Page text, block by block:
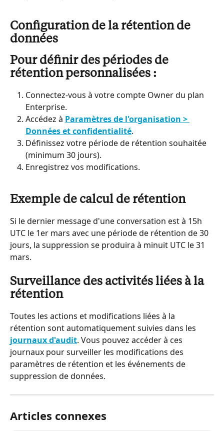
Configuration de la rétention de
données
Pour définir des périodes de
rétention personnalisées :
Connectez-vous à votre compte Owner du plan
Enterprise.
Accédez à Paramètres de l'organisation >
Données et confidentialité.
Définissez votre période de rétention souhaitée
(minimum 30 jours).
Enregistrez vos modifications.
Exemple de calcul de rétention
Si le dernier message d'une conversation est à 15h
UTC le 1er mars avec une période de rétention de 30
jours, la suppression se produira à minuit UTC le 31
mars.
Surveillance des activités liées à la
rétention
Toutes les actions et modifications liées à la
rétention sont automatiquement suivies dans les
journaux d'audit. Vous pouvez accéder à ces
journaux pour surveiller les modifications des
paramètres de rétention et les événements de
suppression de données.
Articles connexes